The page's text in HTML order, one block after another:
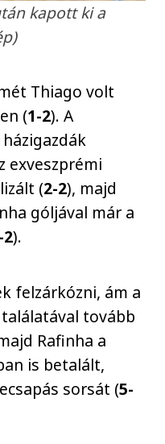
kapott ki a
Thiago volt
(1-2). A
exveszprémi
(2-2), majd
góljával már a
2).
felzárkózni, ám a
tovább
Rafinha a
is betalált,
sorsát (5-